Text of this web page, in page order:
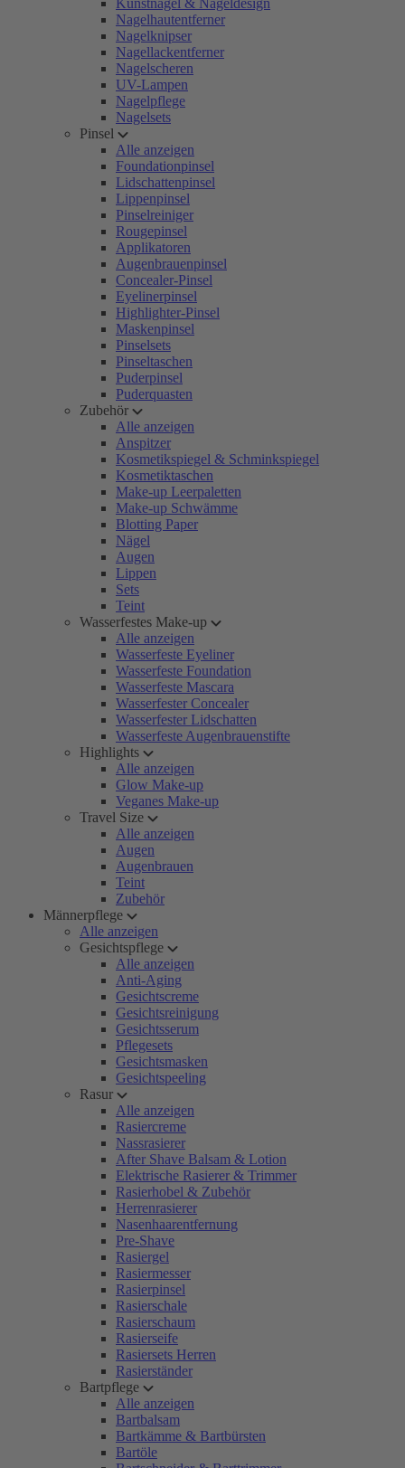
Kunstnägel & Nageldesign
Nagelhautentferner
Nagelknipser
Nagellackentferner
Nagelscheren
UV-Lampen
Nagelpflege
Nagelsets
Pinsel
Alle anzeigen
Foundationpinsel
Lidschattenpinsel
Lippenpinsel
Pinselreiniger
Rougepinsel
Applikatoren
Augenbrauenpinsel
Concealer-Pinsel
Eyelinerpinsel
Highlighter-Pinsel
Maskenpinsel
Pinselsets
Pinseltaschen
Puderpinsel
Puderquasten
Zubehör
Alle anzeigen
Anspitzer
Kosmetikspiegel & Schminkspiegel
Kosmetiktaschen
Make-up Leerpaletten
Make-up Schwämme
Blotting Paper
Nägel
Augen
Lippen
Sets
Teint
Wasserfestes Make-up
Alle anzeigen
Wasserfeste Eyeliner
Wasserfeste Foundation
Wasserfeste Mascara
Wasserfester Concealer
Wasserfester Lidschatten
Wasserfeste Augenbrauenstifte
Highlights
Alle anzeigen
Glow Make-up
Veganes Make-up
Travel Size
Alle anzeigen
Augen
Augenbrauen
Teint
Zubehör
Männerpflege
Alle anzeigen
Gesichtspflege
Alle anzeigen
Anti-Aging
Gesichtscreme
Gesichtsreinigung
Gesichtsserum
Pflegesets
Gesichtsmasken
Gesichtspeeling
Rasur
Alle anzeigen
Rasiercreme
Nassrasierer
After Shave Balsam & Lotion
Elektrische Rasierer & Trimmer
Rasierhobel & Zubehör
Herrenrasierer
Nasenhaarentfernung
Pre-Shave
Rasiergel
Rasiermesser
Rasierpinsel
Rasierschale
Rasierschaum
Rasierseife
Rasiersets Herren
Rasierständer
Bartpflege
Alle anzeigen
Bartbalsam
Bartkämme & Bartbürsten
Bartöle